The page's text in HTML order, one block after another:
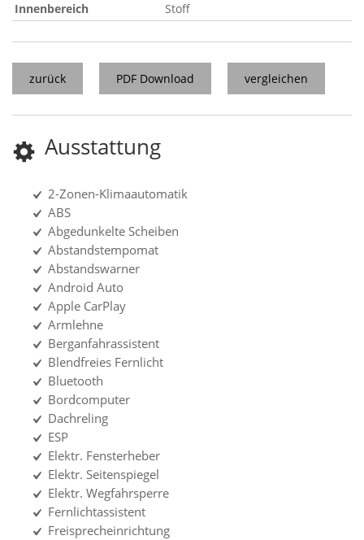
Innenbereich
Stoff
zurück PDF Download vergleichen
Ausstattung
2-Zonen-Klimaautomatik
ABS
Abgedunkelte Scheiben
Abstandstempomat
Abstandswarner
Android Auto
Apple CarPlay
Armlehne
Berganfahrassistent
Blendfreies Fernlicht
Bluetooth
Bordcomputer
Dachreling
ESP
Elektr. Fensterheber
Elektr. Seitenspiegel
Elektr. Wegfahrsperre
Fernlichtassistent
Freisprecheinrichtung